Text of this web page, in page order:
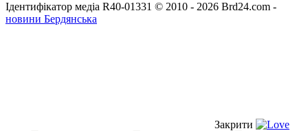
Ідентифікатор медіа R40-01331 © 2010 - 2026 Brd24.com -
новини Бердянська
Закрити